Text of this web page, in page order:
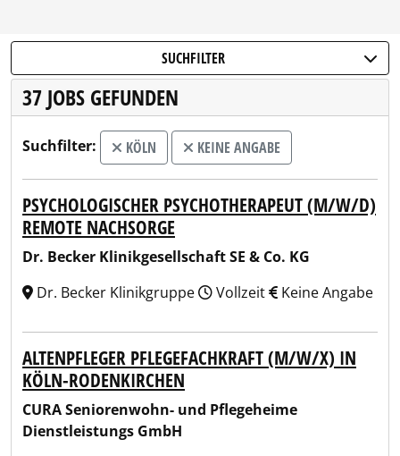
SUCHFILTER
37 JOBS GEFUNDEN
Suchfilter: KÖLN KEINE ANGABE
PSYCHOLOGISCHER PSYCHOTHERAPEUT (M/W/D)
REMOTE NACHSORGE
Dr. Becker Klinikgesellschaft SE & Co. KG
Dr. Becker Klinikgruppe
Vollzeit Keine Angabe
ALTENPFLEGER PFLEGEFACHKRAFT (M/W/X) IN
KÖLN-RODENKIRCHEN
CURA Seniorenwohn- und Pflegeheime
Dienstleistungs GmbH